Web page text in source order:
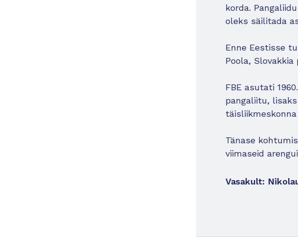
korda.
oleks säilitada
Enne Eestisse
Poola, Slovakkia
FBE asutati
pangaliitu,
Tänase
viimaseid
Vasakult: